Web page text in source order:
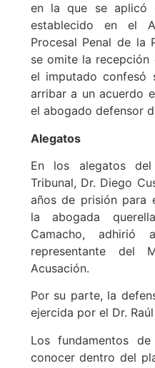
en la que se aplicó
establecido en el
Procesal Penal de la
se omite la
el imputado confesó
arribar a un acuerdo
el abogado defensor
Alegatos
En los alegatos
Tribunal, Dr. Diego
años de prisión para
la abogada
Camacho,
representante del
Acusación.
Por su parte, la
ejercida por el Dr.
Los fundamentos
conocer dentro del